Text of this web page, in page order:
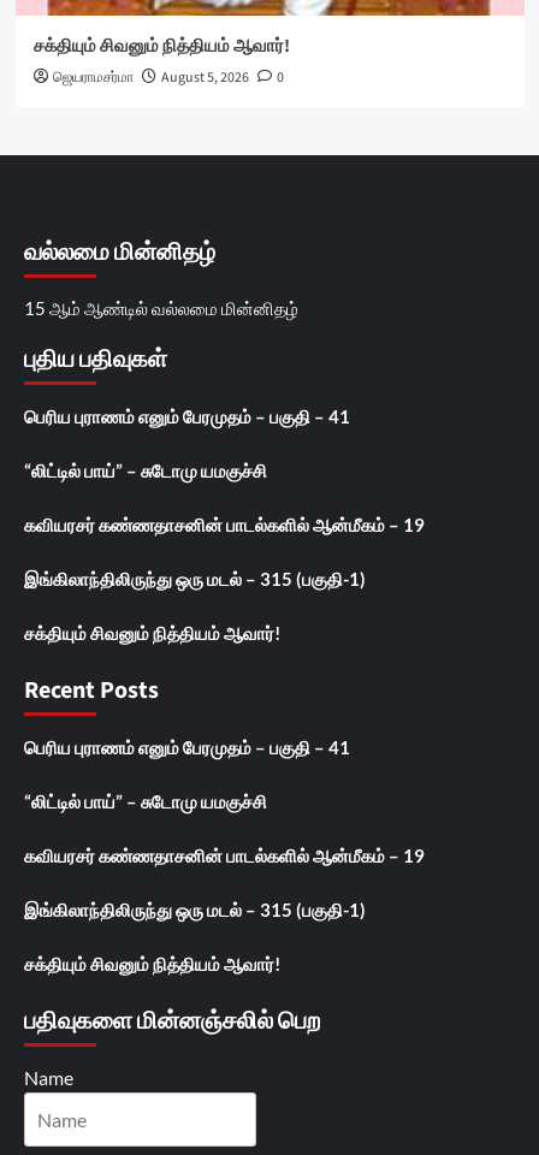
சக்தியும் சிவனும் நித்தியம் ஆவார்!
ஜெயராமசர்மா August 5, 2026 0
வல்லமை மின்னிதழ்
15 ஆம் ஆண்டில் வல்லமை மின்னிதழ்
புதிய பதிவுகள்
பெரிய புராணம் எனும் பேரமுதம் – பகுதி – 41
“லிட்டில் பாய்” – சுடோமு யமகுச்சி
கவியரசர் கண்ணதாசனின் பாடல்களில் ஆன்மீகம் – 19
இங்கிலாந்திலிருந்து ஒரு மடல் – 315 (பகுதி-1)
சக்தியும் சிவனும் நித்தியம் ஆவார்!
Recent Posts
பெரிய புராணம் எனும் பேரமுதம் – பகுதி – 41
“லிட்டில் பாய்” – சுடோமு யமகுச்சி
கவியரசர் கண்ணதாசனின் பாடல்களில் ஆன்மீகம் – 19
இங்கிலாந்திலிருந்து ஒரு மடல் – 315 (பகுதி-1)
சக்தியும் சிவனும் நித்தியம் ஆவார்!
பதிவுகளை மின்னஞ்சலில் பெற
Name